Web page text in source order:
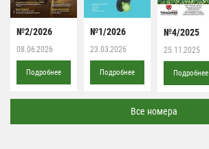
№2/2026
08.06.2026
Подробнее
№1/2026
23.03.2026
Подробнее
№4/2025
25.11.2025
Подробнее
Все номера